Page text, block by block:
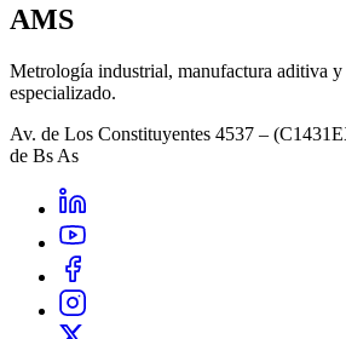
AMS
Metrología industrial, manufactura aditiva y
especializado.
Av. de Los Constituyentes 4537 –
de Bs As